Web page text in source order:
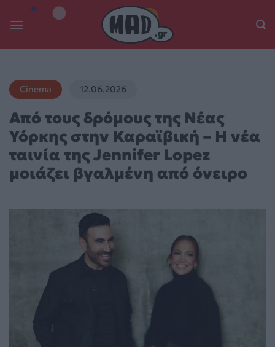
Cinema 12.06.2026
Από τους δρόμους της Νέας
Υόρκης στην Καραϊβική – Η νέα
ταινία της Jennifer Lopez
μοιάζει βγαλμένη από όνειρο